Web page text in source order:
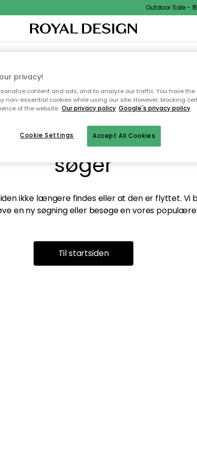
Outdoor Sale -
KØKKENETOPBEVARINGHAVEMØBLER
desværre ikke
søger
ikke længere findes eller at den er flyttet. Vi
en ny søgning eller besøge en vores
Til startsiden
privacy!
content and ads, and to analyze our traffic. You have
non-essential cookies while using our site. However, blocking
of the website. Our privacy policy Google's privacy policy
Accept All Cookies
Cookie Settings